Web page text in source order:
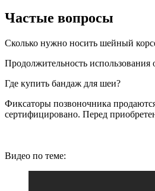
Частые вопросы
Сколько нужно носить шейный
Продолжительность
Где купить бандаж для шеи?
Фиксаторы позвоночника
сертифицировано. Перед
Видео по теме: